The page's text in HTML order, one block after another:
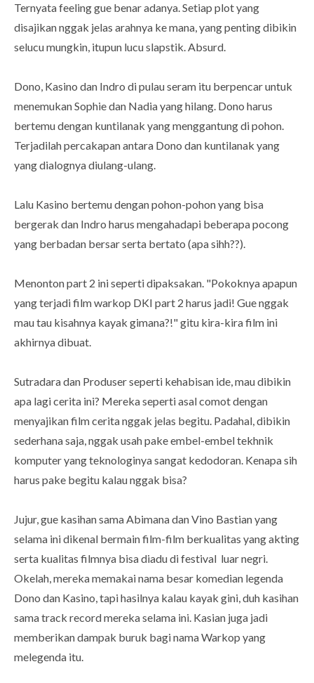
Ternyata feeling gue benar adanya. Setiap plot yang
disajikan nggak jelas arahnya ke mana, yang penting dibikin
selucu mungkin, itupun lucu slapstik. Absurd.
Dono, Kasino dan Indro di pulau seram itu berpencar untuk
menemukan Sophie dan Nadia yang hilang. Dono harus
bertemu dengan kuntilanak yang menggantung di pohon.
Terjadilah percakapan antara Dono dan kuntilanak yang
yang dialognya diulang-ulang.
Lalu Kasino bertemu dengan pohon-pohon yang bisa
bergerak dan Indro harus mengahadapi beberapa pocong
yang berbadan bersar serta bertato (apa sihh??).
Menonton part 2 ini seperti dipaksakan. "Pokoknya apapun
yang terjadi film warkop DKI part 2 harus jadi! Gue nggak
mau tau kisahnya kayak gimana?!" gitu kira-kira film ini
akhirnya dibuat.
Sutradara dan Produser seperti kehabisan ide, mau dibikin
apa lagi cerita ini? Mereka seperti asal comot dengan
menyajikan film cerita nggak jelas begitu. Padahal, dibikin
sederhana saja, nggak usah pake embel-embel tekhnik
komputer yang teknologinya sangat kedodoran. Kenapa sih
harus pake begitu kalau nggak bisa?
Jujur, gue kasihan sama Abimana dan Vino Bastian yang
selama ini dikenal bermain film-film berkualitas yang akting
serta kualitas filmnya bisa diadu di festival luar negri.
Okelah, mereka memakai nama besar komedian legenda
Dono dan Kasino, tapi hasilnya kalau kayak gini, duh kasihan
sama track record mereka selama ini. Kasian juga jadi
memberikan dampak buruk bagi nama Warkop yang
melegenda itu.